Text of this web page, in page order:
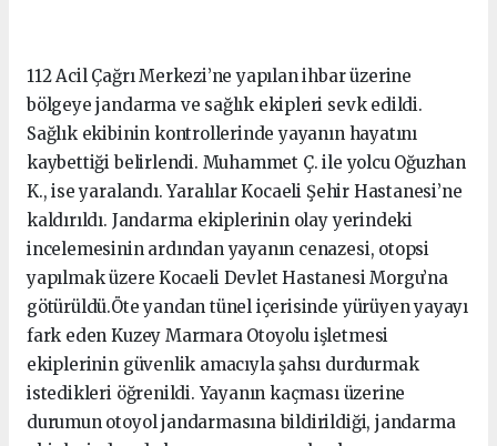
112 Acil Çağrı Merkezi’ne yapılan ihbar üzerine
bölgeye jandarma ve sağlık ekipleri sevk edildi.
Sağlık ekibinin kontrollerinde yayanın hayatını
kaybettiği belirlendi. Muhammet Ç. ile yolcu Oğuzhan
K., ise yaralandı. Yaralılar Kocaeli Şehir Hastanesi’ne
kaldırıldı. Jandarma ekiplerinin olay yerindeki
incelemesinin ardından yayanın cenazesi, otopsi
yapılmak üzere Kocaeli Devlet Hastanesi Morgu’na
götürüldü.Öte yandan tünel içerisinde yürüyen yayayı
fark eden Kuzey Marmara Otoyolu işletmesi
ekiplerinin güvenlik amacıyla şahsı durdurmak
istedikleri öğrenildi. Yayanın kaçması üzerine
durumun otoyol jandarmasına bildirildiği, jandarma